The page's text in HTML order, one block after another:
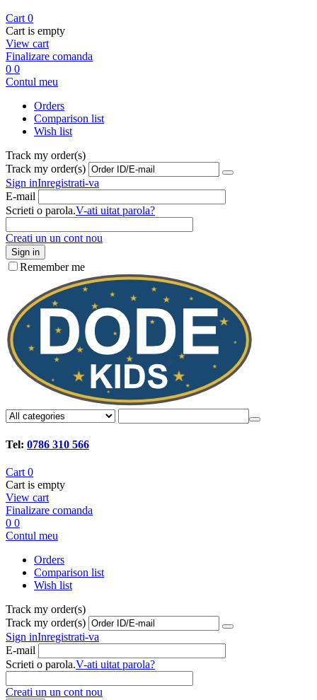
Cart 0
Cart is empty
View cart
Finalizare comanda
0 0
Contul meu
Orders
Comparison list
Wish list
Track my order(s)
Track my order(s)
Sign inInregistrati-va
E-mail
Scrieti o parola.V-ati uitat parola?
Creati un un cont nou
Sign in
Remember me
Tel: 0786 310 566
Cart 0
Cart is empty
View cart
Finalizare comanda
0 0
Contul meu
Orders
Comparison list
Wish list
Track my order(s)
Track my order(s)
Sign inInregistrati-va
E-mail
Scrieti o parola.V-ati uitat parola?
Creati un un cont nou